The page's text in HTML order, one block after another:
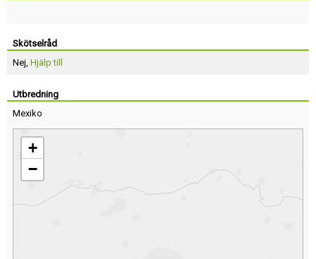
Skötselråd
Nej, Hjälp till
Utbredning
Mexiko
+
−